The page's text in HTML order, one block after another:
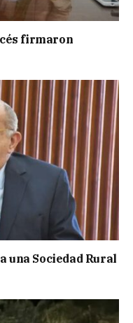
firmaron
una Sociedad Rural